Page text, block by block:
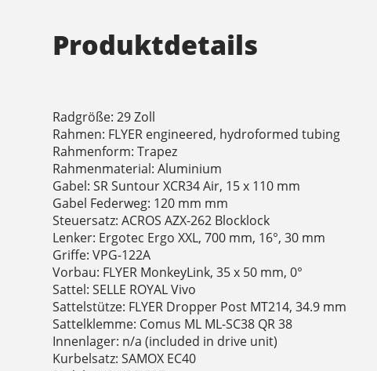
Produktdetails
Radgröße: 29 Zoll
Rahmen: FLYER engineered, hydroformed tubing
Rahmenform: Trapez
Rahmenmaterial: Aluminium
Gabel: SR Suntour XCR34 Air, 15 x 110 mm
Gabel Federweg: 120 mm mm
Steuersatz: ACROS AZX-262 Blocklock
Lenker: Ergotec Ergo XXL, 700 mm, 16°, 30 mm
Griffe: VPG-122A
Vorbau: FLYER MonkeyLink, 35 x 50 mm, 0°
Sattel: SELLE ROYAL Vivo
Sattelstütze: FLYER Dropper Post MT214, 34.9 mm
Sattelklemme: Comus ML ML-SC38 QR 38
Innenlager: n/a (included in drive unit)
Kurbelsatz: SAMOX EC40